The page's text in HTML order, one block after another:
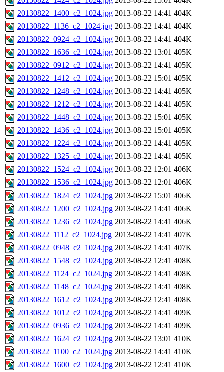
20130822_1400_c2_1024.jpg 2013-08-22 14:41 404K
20130822_1136_c2_1024.jpg 2013-08-22 14:41 404K
20130822_0924_c2_1024.jpg 2013-08-22 14:41 404K
20130822_1636_c2_1024.jpg 2013-08-22 13:01 405K
20130822_0912_c2_1024.jpg 2013-08-22 14:41 405K
20130822_1412_c2_1024.jpg 2013-08-22 15:01 405K
20130822_1248_c2_1024.jpg 2013-08-22 14:41 405K
20130822_1212_c2_1024.jpg 2013-08-22 14:41 405K
20130822_1448_c2_1024.jpg 2013-08-22 15:01 405K
20130822_1436_c2_1024.jpg 2013-08-22 15:01 405K
20130822_1224_c2_1024.jpg 2013-08-22 14:41 405K
20130822_1325_c2_1024.jpg 2013-08-22 14:41 405K
20130822_1524_c2_1024.jpg 2013-08-22 12:01 406K
20130822_1536_c2_1024.jpg 2013-08-22 12:01 406K
20130822_1824_c2_1024.jpg 2013-08-22 15:01 406K
20130822_1200_c2_1024.jpg 2013-08-22 14:41 406K
20130822_1236_c2_1024.jpg 2013-08-22 14:41 406K
20130822_1112_c2_1024.jpg 2013-08-22 14:41 407K
20130822_0948_c2_1024.jpg 2013-08-22 14:41 407K
20130822_1548_c2_1024.jpg 2013-08-22 12:41 408K
20130822_1124_c2_1024.jpg 2013-08-22 14:41 408K
20130822_1148_c2_1024.jpg 2013-08-22 14:41 408K
20130822_1612_c2_1024.jpg 2013-08-22 12:41 408K
20130822_1012_c2_1024.jpg 2013-08-22 14:41 409K
20130822_0936_c2_1024.jpg 2013-08-22 14:41 409K
20130822_1624_c2_1024.jpg 2013-08-22 13:01 410K
20130822_1100_c2_1024.jpg 2013-08-22 14:41 410K
20130822_1600_c2_1024.jpg 2013-08-22 12:41 410K